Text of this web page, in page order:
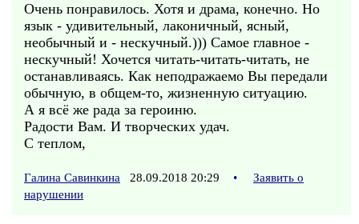
Очень понравилось. Хотя и драма, конечно. Но
язык - удивительный, лаконичный, ясный,
необычный и - нескучный.))) Самое главное -
нескучный! Хочется читать-читать-читать, не
останавливаясь. Как неподражаемо Вы передали
обычную, в общем-то, жизненную ситуацию.
А я всё же рада за героиню.
Радости Вам. И творческих удач.
С теплом,
Галина Савинкина 28.09.2018 20:29 •
Заявить о
нарушении